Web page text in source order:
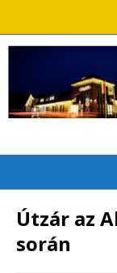
Útzár az
során